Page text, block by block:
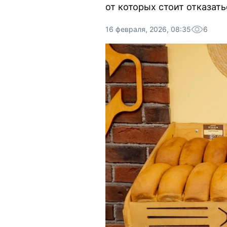
от которых стоит
16 февраля, 2026, 08:35 6